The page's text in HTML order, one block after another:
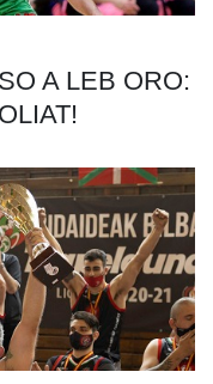
A LEB ORO: